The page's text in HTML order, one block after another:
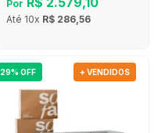
Por
Até 10x R$ 286,56
29% OFF + VENDIDOS